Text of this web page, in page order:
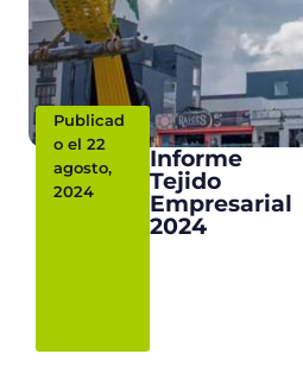
Publicad
o el 22
agosto,
2024
Informe
Tejido
Empresarial
2024